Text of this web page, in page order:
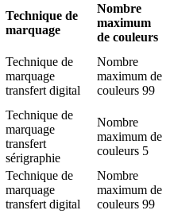
Technique de
marquage
Nombre
maximum
de couleurs
Technique de
marquage
transfert digital
Nombre
maximum de
couleurs 99
Technique de
marquage
transfert
sérigraphie
Nombre
maximum de
couleurs 5
Technique de
marquage
transfert digital
Nombre
maximum de
couleurs 99